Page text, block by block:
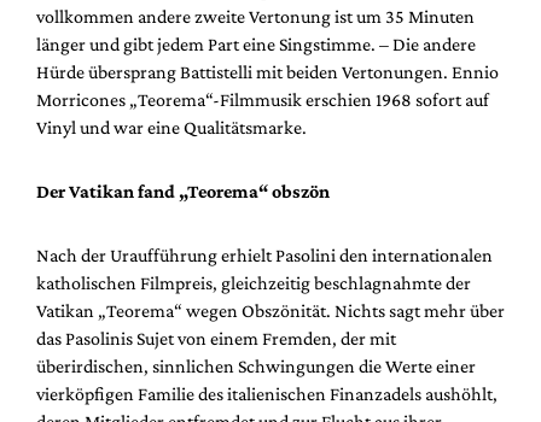
vollkommen andere zweite Vertonung ist um 35 Minuten
länger und gibt jedem Part eine Singstimme. – Die andere
Hürde übersprang Battistelli mit beiden Vertonungen. Ennio
Morricones „Teorema“-Filmmusik erschien 1968 sofort auf
Vinyl und war eine Qualitätsmarke.
Der Vatikan fand „Teorema“ obszön
Nach der Uraufführung erhielt Pasolini den internationalen
katholischen Filmpreis, gleichzeitig beschlagnahmte der
Vatikan „Teorema“ wegen Obszönität. Nichts sagt mehr über
das Pasolinis Sujet von einem Fremden, der mit
überirdischen, sinnlichen Schwingungen die Werte einer
vierköpfigen Familie des italienischen Finanzadels aushöhlt,